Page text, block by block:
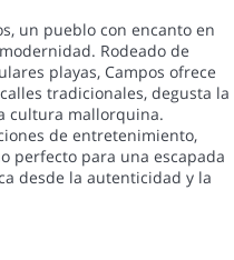
un pueblo con encanto en
Rodeado de
playas, Campos ofrece
tradicionales, degusta la
cultura mallorquina.
de entretenimiento,
perfecto para una escapada
desde la autenticidad y la